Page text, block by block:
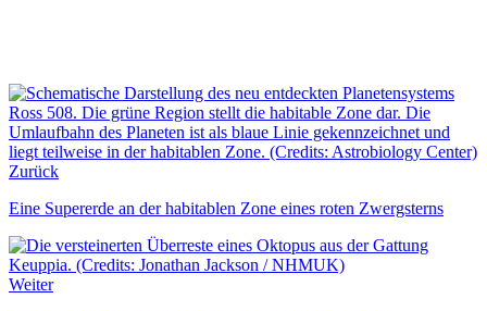
Zurück
Eine Supererde an der habitablen Zone eines roten Zwergsterns
Weiter